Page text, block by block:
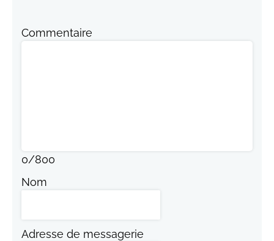
Commentaire
0/800
Nom
Adresse de messagerie